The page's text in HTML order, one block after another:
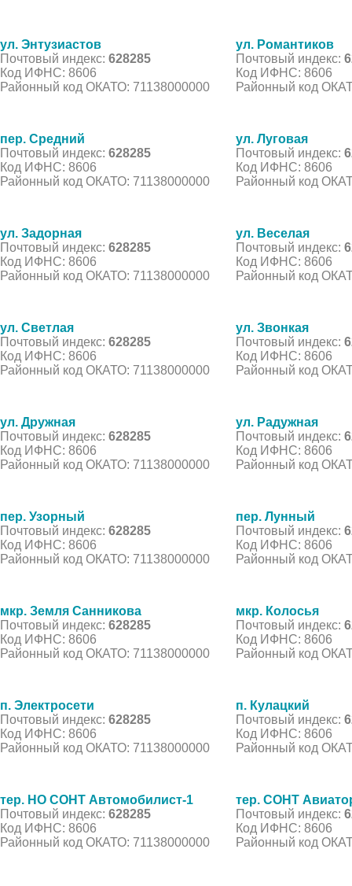
ул. Энтузиастов
Почтовый индекс: 628285
Код ИФНС: 8606
Районный код ОКАТО: 71138000000
ул. Романтиков
Почтовый индекс:
Код ИФНС: 8606
Районный код
пер. Средний
Почтовый индекс: 628285
Код ИФНС: 8606
Районный код ОКАТО: 71138000000
ул. Луговая
Почтовый индекс:
Код ИФНС: 8606
Районный код
ул. Задорная
Почтовый индекс: 628285
Код ИФНС: 8606
Районный код ОКАТО: 71138000000
ул. Веселая
Почтовый индекс:
Код ИФНС: 8606
Районный код
ул. Светлая
Почтовый индекс: 628285
Код ИФНС: 8606
Районный код ОКАТО: 71138000000
ул. Звонкая
Почтовый индекс:
Код ИФНС: 8606
Районный код
ул. Дружная
Почтовый индекс: 628285
Код ИФНС: 8606
Районный код ОКАТО: 71138000000
ул. Радужная
Почтовый индекс:
Код ИФНС: 8606
Районный код
пер. Узорный
Почтовый индекс: 628285
Код ИФНС: 8606
Районный код ОКАТО: 71138000000
пер. Лунный
Почтовый индекс:
Код ИФНС: 8606
Районный код
мкр. Земля Санникова
Почтовый индекс: 628285
Код ИФНС: 8606
Районный код ОКАТО: 71138000000
мкр. Колосья
Почтовый индекс:
Код ИФНС: 8606
Районный код
п. Электросети
Почтовый индекс: 628285
Код ИФНС: 8606
Районный код ОКАТО: 71138000000
п. Кулацкий
Почтовый индекс:
Код ИФНС: 8606
Районный код
тер. НО СОНТ Автомобилист-1
Почтовый индекс: 628285
Код ИФНС: 8606
Районный код ОКАТО: 71138000000
тер. СОНТ
Почтовый индекс:
Код ИФНС: 8606
Районный код